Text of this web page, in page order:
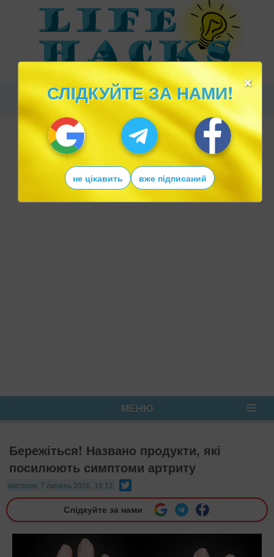
МЕНЮ
Бережіться! Названо продукти, які
посилюють симптоми артриту
вівторок, 7 липень 2026, 18:12
Слідкуйте за нами
×
СЛІДКУЙТЕ ЗА НАМИ!
не цікавить вже підписаний